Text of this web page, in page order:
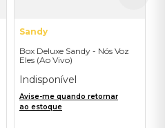
Sandy
Box Deluxe Sandy - Nós Voz
Eles (Ao Vivo)
Indisponível
Avise-me quando retornar
ao estoque